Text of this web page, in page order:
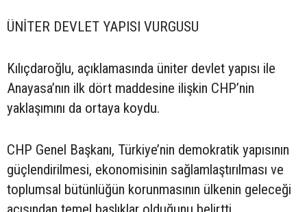
ÜNİTER DEVLET YAPISI VURGUSU
Kılıçdaroğlu, açıklamasında üniter devlet yapısı ile
Anayasa’nın ilk dört maddesine ilişkin CHP’nin
yaklaşımını da ortaya koydu.
CHP Genel Başkanı, Türkiye’nin demokratik yapısının
güçlendirilmesi, ekonomisinin sağlamlaştırılması ve
toplumsal bütünlüğün korunmasının ülkenin geleceği